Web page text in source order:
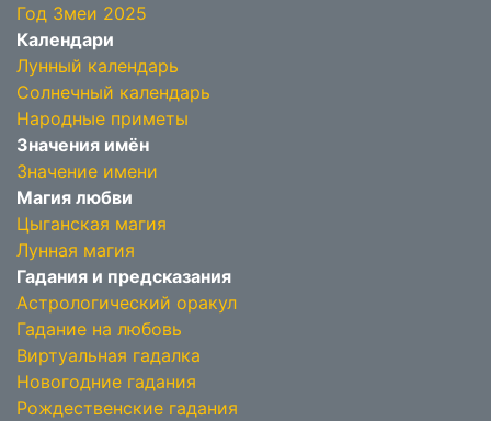
Год Змеи 2025
Календари
Лунный календарь
Солнечный календарь
Народные приметы
Значения имён
Значение имени
Магия любви
Цыганская магия
Лунная магия
Гадания и предсказания
Астрологический оракул
Гадание на любовь
Виртуальная гадалка
Новогодние гадания
Рождественские гадания